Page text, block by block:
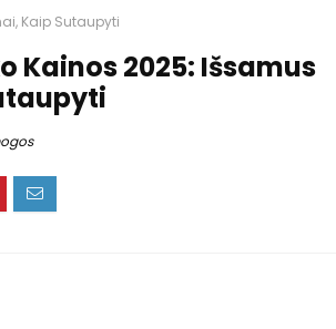
Kaip Sutaupyti
Kainos 2025: Išsamus